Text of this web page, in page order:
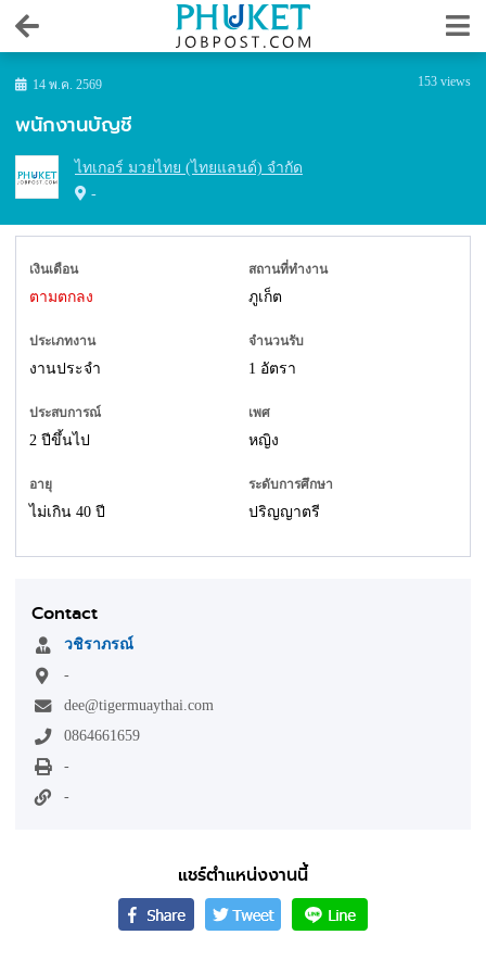
14 พ.ค. 2569 153 views
พนักงานบัญชี
ไทเกอร์ มวยไทย (ไทยแลนด์) จำกัด
-
เงินเดือน
ตามตกลง
สถานที่ทำงาน
ภูเก็ต
ประเภทงาน
งานประจำ
จำนวนรับ
1 อัตรา
ประสบการณ์
2 ปีขึ้นไป
เพศ
หญิง
อายุ
ไม่เกิน 40 ปี
ระดับการศึกษา
ปริญญาตรี
Contact
วชิราภรณ์
-
dee@tigermuaythai.com
0864661659
-
-
แชร์ตำแหน่งงานนี้